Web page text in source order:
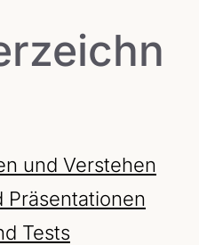
und Verstehen
Präsentationen
Tests